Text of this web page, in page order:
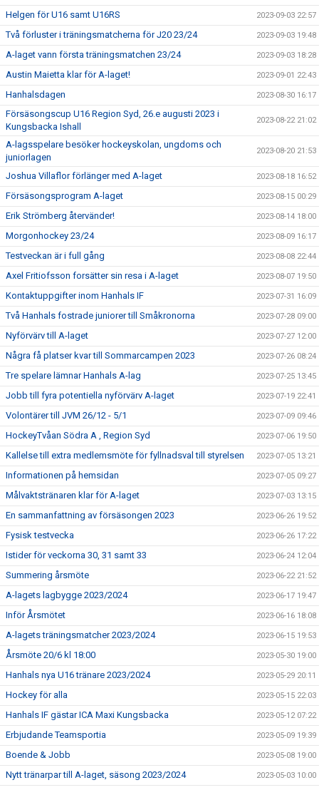
Helgen för U16 samt U16RS 2023-09-03 22:57
Två förluster i träningsmatcherna för J20 23/24 2023-09-03 19:48
A-laget vann första träningsmatchen 23/24 2023-09-03 18:28
Austin Maietta klar för A-laget! 2023-09-01 22:43
Hanhalsdagen 2023-08-30 16:17
Försäsongscup U16 Region Syd, 26.e augusti 2023 i
Kungsbacka Ishall
2023-08-22 21:02
A-lagsspelare besöker hockeyskolan, ungdoms och
juniorlagen
2023-08-20 21:53
Joshua Villaflor förlänger med A-laget 2023-08-18 16:52
Försäsongsprogram A-laget 2023-08-15 00:29
Erik Strömberg återvänder! 2023-08-14 18:00
Morgonhockey 23/24 2023-08-09 16:17
Testveckan är i full gång 2023-08-08 22:44
Axel Fritiofsson forsätter sin resa i A-laget 2023-08-07 19:50
Kontaktuppgifter inom Hanhals IF 2023-07-31 16:09
Två Hanhals fostrade juniorer till Småkronorna 2023-07-28 09:00
Nyförvärv till A-laget 2023-07-27 12:00
Några få platser kvar till Sommarcampen 2023 2023-07-26 08:24
Tre spelare lämnar Hanhals A-lag 2023-07-25 13:45
Jobb till fyra potentiella nyförvärv A-laget 2023-07-19 22:41
Volontärer till JVM 26/12 - 5/1 2023-07-09 09:46
HockeyTvåan Södra A , Region Syd 2023-07-06 19:50
Kallelse till extra medlemsmöte för fyllnadsval till styrelsen 2023-07-05 13:21
Informationen på hemsidan 2023-07-05 09:27
Målvaktstränaren klar för A-laget 2023-07-03 13:15
En sammanfattning av försäsongen 2023 2023-06-26 19:52
Fysisk testvecka 2023-06-26 17:22
Istider för veckorna 30, 31 samt 33 2023-06-24 12:04
Summering årsmöte 2023-06-22 21:52
A-lagets lagbygge 2023/2024 2023-06-17 19:47
Inför Årsmötet 2023-06-16 18:08
A-lagets träningsmatcher 2023/2024 2023-06-15 19:53
Årsmöte 20/6 kl 18:00 2023-05-30 19:00
Hanhals nya U16 tränare 2023/2024 2023-05-29 20:11
Hockey för alla 2023-05-15 22:03
Hanhals IF gästar ICA Maxi Kungsbacka 2023-05-12 07:22
Erbjudande Teamsportia 2023-05-09 19:39
Boende & Jobb 2023-05-08 19:00
Nytt tränarpar till A-laget, säsong 2023/2024 2023-05-03 10:00